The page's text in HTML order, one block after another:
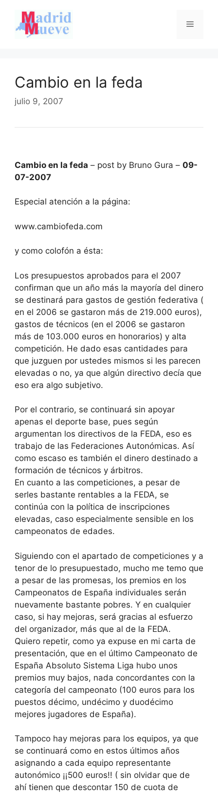
contenido
Menú
Cambio en la feda
julio 9, 2007
Cambio en la feda – post by Bruno Gura – 09-
07-2007
Especial atención a la página:
www.cambiofeda.com
y como colofón a ésta:
Los presupuestos aprobados para el 2007
confirman que un año más la mayoría del dinero
se destinará para gastos de gestión federativa (
en el 2006 se gastaron más de 219.000 euros),
gastos de técnicos (en el 2006 se gastaron
más de 103.000 euros en honorarios) y alta
competición. He dado esas cantidades para
que juzguen por ustedes mismos si les parecen
elevadas o no, ya que algún directivo decía que
eso era algo subjetivo.
Por el contrario, se continuará sin apoyar
apenas el deporte base, pues según
argumentan los directivos de la FEDA, eso es
trabajo de las Federaciones Autonómicas. Así
como escaso es también el dinero destinado a
formación de técnicos y árbitros.
En cuanto a las competiciones, a pesar de
serles bastante rentables a la FEDA, se
continúa con la política de inscripciones
elevadas, caso especialmente sensible en los
campeonatos de edades.
Siguiendo con el apartado de competiciones y a
tenor de lo presupuestado, mucho me temo que
a pesar de las promesas, los premios en los
Campeonatos de España individuales serán
nuevamente bastante pobres. Y en cualquier
caso, si hay mejoras, será gracias al esfuerzo
del organizador, más que al de la FEDA.
Quiero repetir, como ya expuse en mi carta de
presentación, que en el último Campeonato de
España Absoluto Sistema Liga hubo unos
premios muy bajos, nada concordantes con la
categoría del campeonato (100 euros para los
puestos décimo, undécimo y duodécimo
mejores jugadores de España).
Tampoco hay mejoras para los equipos, ya que
se continuará como en estos últimos años
asignando a cada equipo representante
autonómico ¡¡500 euros!! ( sin olvidar que de
ahí tienen que descontar 150 de cuota de